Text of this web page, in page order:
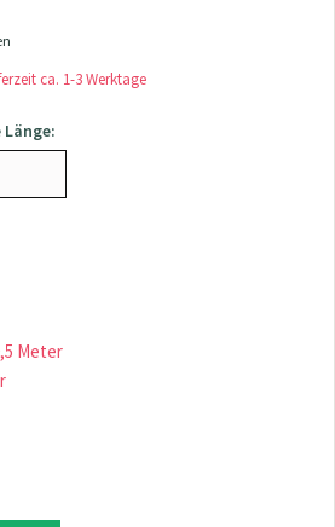
ca. 1-3 Werktage
Meter